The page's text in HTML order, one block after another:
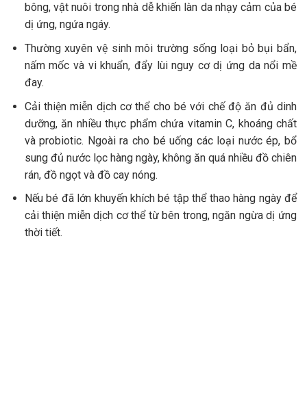
bông, vật nuôi trong nhà dễ khiến làn da nhạy cảm của bé
dị ứng, ngứa ngáy.
Thường xuyên vệ sinh môi trường sống loại bỏ bụi bẩn,
nấm mốc và vi khuẩn, đẩy lùi nguy cơ dị ứng da nổi mề
đay.
Cải thiện miễn dịch cơ thể cho bé với chế độ ăn đủ dinh
dưỡng, ăn nhiều thực phẩm chứa vitamin C, khoáng chất
và probiotic. Ngoài ra cho bé uống các loại nước ép, bổ
sung đủ nước lọc hàng ngày, không ăn quá nhiều đồ chiên
rán, đồ ngọt và đồ cay nóng.
Nếu bé đã lớn khuyến khích bé tập thể thao hàng ngày để
cải thiện miễn dịch cơ thể từ bên trong, ngăn ngừa dị ứng
thời tiết.